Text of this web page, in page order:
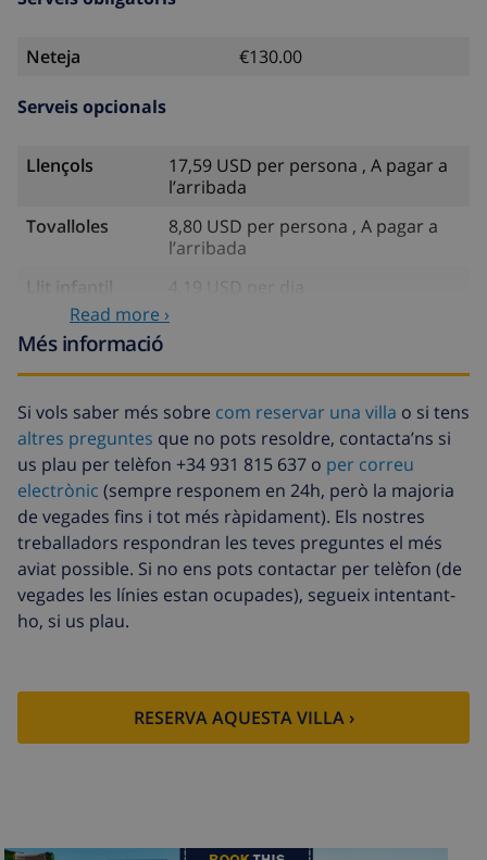
Neteja €130.00
Serveis opcionals
Llençols
17,59 USD per persona , A pagar a
l’arribada
Tovalloles
8,80 USD per persona , A pagar a
l’arribada
Llit infantil
Llenca extra
17,59 USD per persona , A pagar a
extra
l’arribada
Sortida
tardana
113,75 USD
Neteja extra
Basat en el consum d’energia
(52,77 USD/HOUR)
Fons de
cancel·lació :
4.80% De la quantitat total
Read more ›
Més informació
Si vols saber més sobre com reservar una villa o si tens
altres preguntes que no pots resoldre, contacta’ns si
us plau per telèfon +34 931 815 637 o per correu
electrònic (sempre responem en 24h, però la majoria
de vegades fins i tot més ràpidament). Els nostres
treballadors respondran les teves preguntes el més
aviat possible. Si no ens pots contactar per telèfon (de
vegades les línies estan ocupades), segueix intentant-
ho, si us plau.
RESERVA AQUESTA VILLA ›